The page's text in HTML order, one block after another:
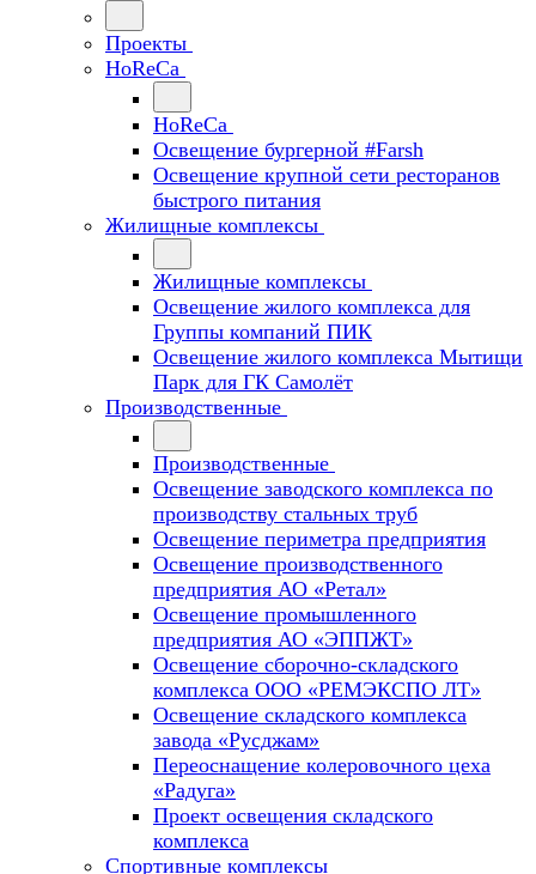
Проекты
HoReCa
HoReCa
Освещение бургерной #Farsh
Освещение крупной сети ресторанов
быстрого питания
Жилищные комплексы
Жилищные комплексы
Освещение жилого комплекса для
Группы компаний ПИК
Освещение жилого комплекса Мытищи
Парк для ГК Самолёт
Производственные
Производственные
Освещение заводского комплекса по
производству стальных труб
Освещение периметра предприятия
Освещение производственного
предприятия АО «Ретал»
Освещение промышленного
предприятия АО «ЭППЖТ»
Освещение сборочно-складского
комплекса ООО «РЕМЭКСПО ЛТ»
Освещение складского комплекса
завода «Русджам»
Переоснащение колеровочного цеха
«Радуга»
Проект освещения складского
комплекса
Спортивные комплексы